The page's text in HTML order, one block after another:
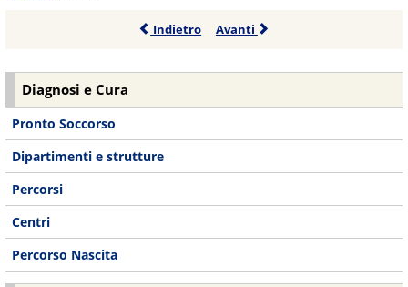
Indietro Avanti
Diagnosi e Cura
Pronto Soccorso
Dipartimenti e strutture
Percorsi
Centri
Percorso Nascita